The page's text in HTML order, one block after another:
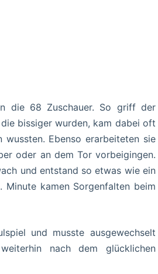
die 68 Zuschauer. So griff der
bissiger wurden, kam dabei oft
Ebenso erarbeiteten sie
oder an dem Tor vorbeigingen.
und entstand so etwas wie ein
Minute kamen Sorgenfalten beim
und musste ausgewechselt
nach dem glücklichen